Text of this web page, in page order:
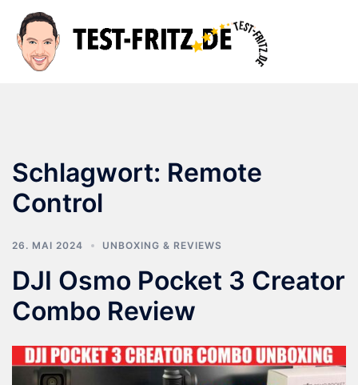
Inhalt
springen
Schlagwort: Remote
Control
26. MAI 2024 UNBOXING & REVIEWS
DJI Osmo Pocket 3 Creator
Combo Review